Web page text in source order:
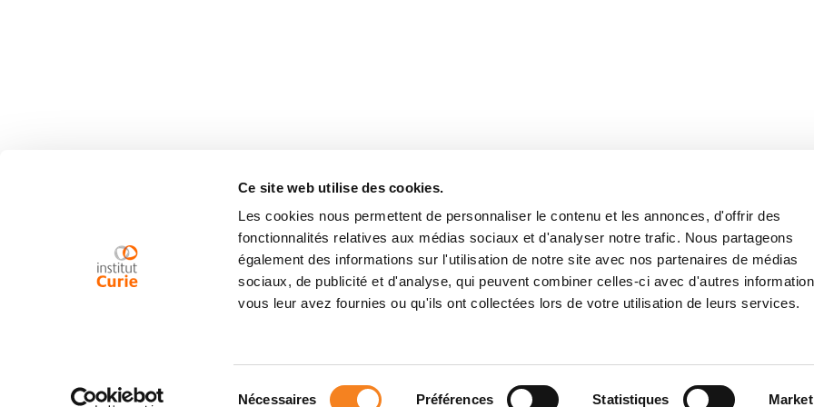
Ce site web utilise des cookies.
Les cookies nous permettent de personnaliser le contenu et les annonces, d'offrir des
fonctionnalités relatives aux médias sociaux et d'analyser notre trafic. Nous partageons
également des informations sur l'utilisation de notre site avec nos partenaires de médias
sociaux, de publicité et d'analyse, qui peuvent combiner celles-ci avec d'autres
vous leur avez fournies ou qu'ils ont collectées lors de votre utilisation de leurs services.
Nécessaires Préférences Statistiques